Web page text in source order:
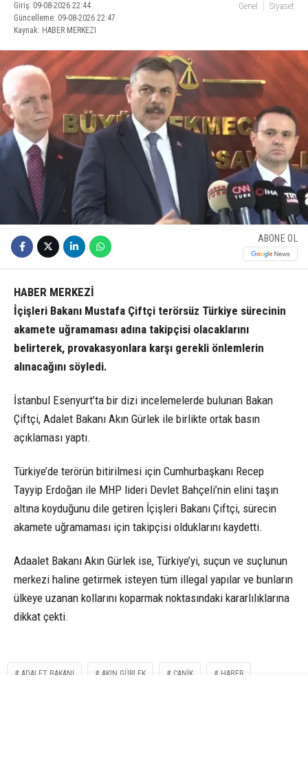
Giriş: 09-08-2026 22:44
Güncelleme: 09-08-2026 22:47
Kaynak: HABER MERKEZI
Genel Siyaset
ABONE OL
HABER MERKEZİ
İçişleri Bakanı Mustafa Çiftçi terörsüz Türkiye sürecinin
akamete uğramaması adına takipçisi olacaklarını
belirterek, provakasyonlara karşı gerekli önlemlerin
alınacağını söyledi.
İstanbul Esenyurt’ta bir dizi incelemelerde bulunan Bakan
Çiftçi, Adalet Bakanı Akın Gürlek ile birlikte ortak basın
açıklaması yaptı.
Türkiye’de terörün bitirilmesi için Cumhurbaşkanı Recep
Tayyip Erdoğan ile MHP lideri Devlet Bahçeli’nin elini taşın
altına koyduğunu dile getiren İçişleri Bakanı Çiftçi, sürecin
akamete uğramaması için takipçisi olduklarını kaydetti.
Adaalet Bakanı Akın Gürlek ise, Türkiye’yi, suçun ve suçlunun
merkezi haline getirmek isteyen tüm illegal yapılar ve bunların
ülkeye uzanan kollarını koparmak noktasındaki kararlılıklarına
dikkat çekti.
ADALET BAKANI AKIN GÜRLEK CANIK HABER